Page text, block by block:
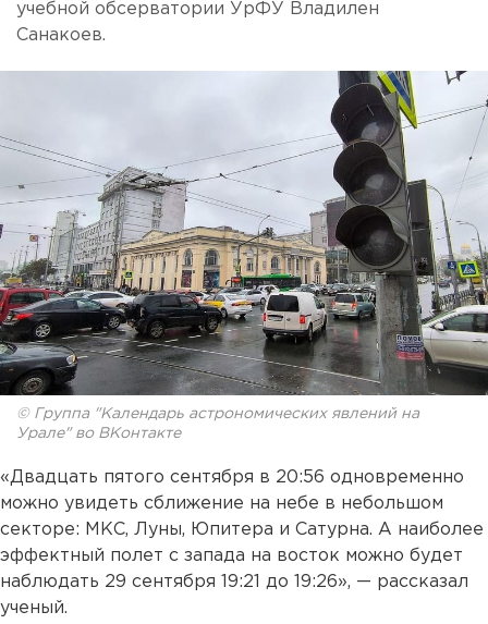
учебной обсерватории УрФУ Владилен
Санакоев.
© Группа "Календарь астрономических явлений на
Урале" во ВКонтакте
«Двадцать пятого сентября в 20:56 одновременно
можно увидеть сближение на небе в небольшом
секторе: МКС, Луны, Юпитера и Сатурна. А наиболее
эффектный полет с запада на восток можно будет
наблюдать 29 сентября 19:21 до 19:26», — рассказал
ученый.